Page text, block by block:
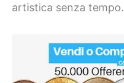
artistica senza tempo.